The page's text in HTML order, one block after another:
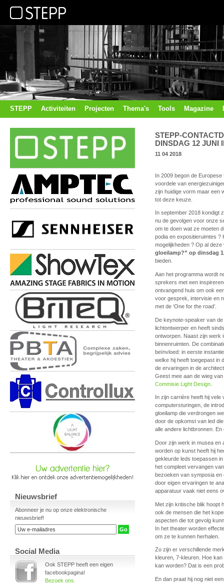
STEPP Activiteiten Projecten Thema's Tools Magazine
Nieuwsbrief
Abonneer je nu op onze elektronische
nieuwsbrief!
Social Media
Ook STEPP heeft een eigen
facebookpagina!
Bezoek ons
STEPP-
DINSDAG 12 JUNI
11 04 2018
In 2009 begon de Europese
voordele van
zijn huidige vorm maar een
tot deze keuze.
In september 2018 kondigt
nu de gevolgen voor onze
om te doen wat ze moeten
podia en expositieruimtes ?
mogelijkheden ? Op al
gloeilamp?” op dinsdag
bieden.
Aan het programma wordt
sprekers met een
ontvangend huis om ook
voor gesprek, intervisie en
met de ‘One for the road’.
De keynote-speaker van
lichtontwerper en heeft
ontworpen. Naast zijn werk
binnenruimten. De
beïnvloed: in eerste
welke hij heeft toegepast in
de ervaringen in de
Geest mee aan de wieg
Commisie Light Design
In zijn carrière heeft hij
computersturingen, de
gloeilamp die verdrongen
door de opkomst van led
alle andere lichtbronnen.
Door zijn werk in musea en
worden op kunst heeft hij
gekleurde leds toepassen
het compleet vervangen
bezoeken van symposia en
door eigen ervaringen te
apparatuur vaak niet eens
Met zijn kritische blik hoopt
ook de mensen die het
aspecten die tot gevolg
In het theater worden
om ze te kunnen herhalen.
Zo zijn er verschillende
kleuren, 7-kleuren. Hoe
kan worden? Dat is een
En dan praat hij nog niet